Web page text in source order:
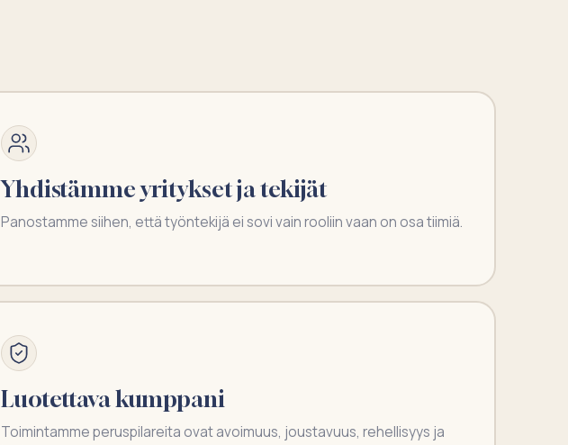
Yhdistämme yritykset ja tekijät
Panostamme siihen, että työntekijä ei sovi vain rooliin vaan on osa tiimiä.
Luotettava kumppani
Toimintamme peruspilareita ovat avoimuus, joustavuus, rehellisyys ja